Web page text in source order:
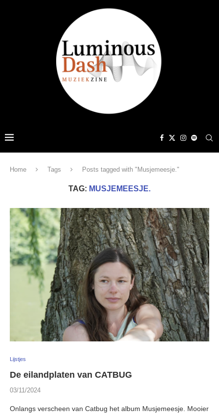
Home Tags Posts tagged with "Musjemeesje."
TAG: MUSJEMEESJE.
Lijstjes
De eilandplaten van CATBUG
03/11/2024
Onlangs verscheen van Catbug het album Musjemeesje. Mooier